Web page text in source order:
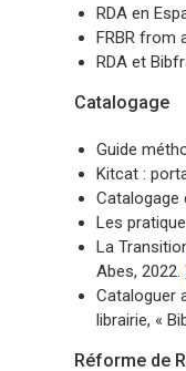
RDA en
FRBR from
RDA et
Catalogage
Guide
Kitcat :
Les
La
Abes, 2022.
Cataloguer
librairie, «
Réforme de